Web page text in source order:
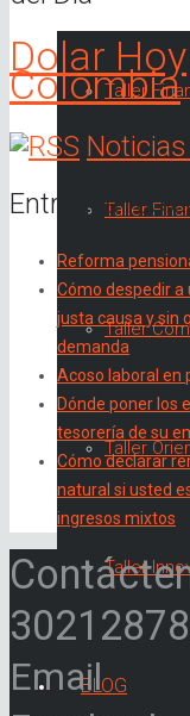
Taller
Taller
Taller
Taller
Taller
BLOG
Dolar Hoy
Colombia
Entradas
Reforma
Cómo despedir a
justa causa y sin
demanda
Acoso laboral en
Dónde poner los
tesorería de su
Cómo declarar
natural si usted
ingresos mixtos
Email